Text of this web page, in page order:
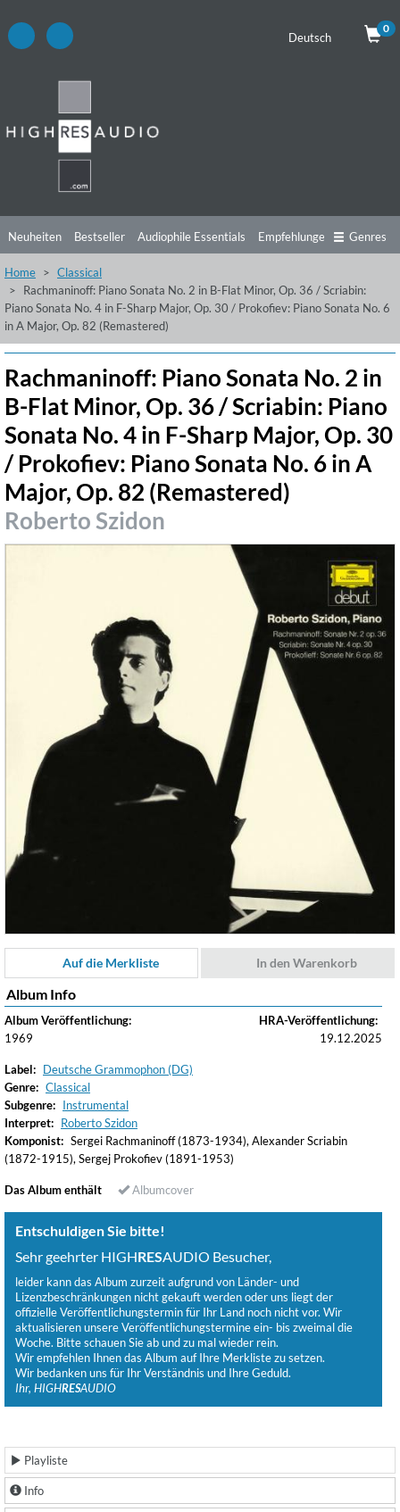
Deutsch
0
Neuheiten Bestseller Audiophile Essentials Empfehlungen
Hörtipps Top Alben
Videos
Genres
Home
Classical
Rachmaninoff: Piano Sonata No. 2 in B-Flat Minor, Op. 36 / Scriabin:
Piano Sonata No. 4 in F-Sharp Major, Op. 30 / Prokofiev: Piano Sonata No. 6
in A Major, Op. 82 (Remastered)
Rachmaninoff: Piano Sonata No. 2 in
B-Flat Minor, Op. 36 / Scriabin: Piano
Sonata No. 4 in F-Sharp Major, Op. 30
/ Prokofiev: Piano Sonata No. 6 in A
Major, Op. 82 (Remastered)
Roberto Szidon
Auf die Merkliste In den Warenkorb
Album Info
Album Veröffentlichung:
1969
HRA-Veröffentlichung:
19.12.2025
Label: Deutsche Grammophon (DG)
Genre: Classical
Subgenre: Instrumental
Interpret: Roberto Szidon
Komponist: Sergei Rachmaninoff (1873-1934), Alexander Scriabin
(1872-1915), Sergej Prokofiev (1891-1953)
Das Album enthält Albumcover
Entschuldigen Sie bitte!
Sehr geehrter HIGHRESAUDIO Besucher,
leider kann das Album zurzeit aufgrund von Länder- und
Lizenzbeschränkungen nicht gekauft werden oder uns liegt der
offizielle Veröffentlichungstermin für Ihr Land noch nicht vor. Wir
aktualisieren unsere Veröffentlichungstermine ein- bis zweimal die
Woche. Bitte schauen Sie ab und zu mal wieder rein.
Wir empfehlen Ihnen das Album auf Ihre Merkliste zu setzen.
Wir bedanken uns für Ihr Verständnis und Ihre Geduld.
Ihr, HIGHRESAUDIO
Playliste
Info